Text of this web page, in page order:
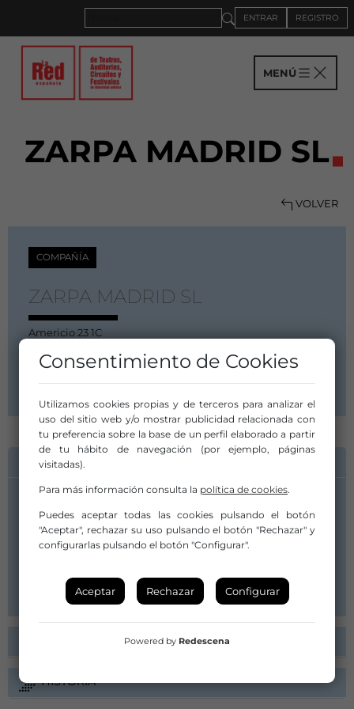
ENTRAR REGISTRO
MENÚ
ZARPA MADRID SL
VOLVER
COMPAÑÍA
ZARPA MADRID SL
Americio 23 1C
Madrid
INFORMACIÓN DE CONTACTO
Manuel Ruiz Arena
zarpaproducciones@gmail.com
ESPECTÁCULOS ACTIVOS
HISTORIA
Consentimiento de Cookies
Utilizamos cookies propias y de terceros para analizar el
uso del sitio web y/o mostrar publicidad relacionada con
tu preferencia sobre la base de un perfil elaborado a partir
de tu hábito de navegación (por ejemplo, páginas
visitadas).
Para más información consulta la política de cookies.
Puedes aceptar todas las cookies pulsando el botón
"Aceptar", rechazar su uso pulsando el botón "Rechazar" y
configurarlas pulsando el botón "Configurar".
Aceptar Rechazar Configurar
Powered by Redescena